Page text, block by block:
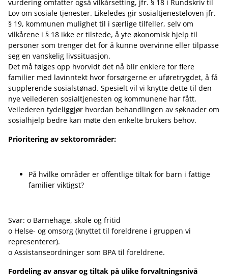
vurdering omfatter også vilkårsetting, jfr. § 18 i Rundskriv til
Lov om sosiale tjenester. Likeledes gir sosialtjenesteloven jfr.
§ 19, kommunen mulighet til i særlige tilfeller, selv om
vilkårene i § 18 ikke er tilstede, å yte økonomisk hjelp til
personer som trenger det for å kunne overvinne eller tilpasse
seg en vanskelig livssituasjon.
Det må følges opp hvorvidt det nå blir enklere for flere
familier med lavinntekt hvor forsørgerne er uføretrygdet, å få
supplerende sosialstønad. Spesielt vil vi knytte dette til den
nye veilederen sosialtjenesten og kommunene har fått.
Veilederen tydeliggjør hvordan behandlingen av søknader om
sosialhjelp bedre kan møte den enkelte brukers behov.
Prioritering av sektorområder:
På hvilke områder er offentlige tiltak for barn i fattige
familier viktigst?
Svar: o Barnehage, skole og fritid
o Helse- og omsorg (knyttet til foreldrene i gruppen vi
representerer).
o Assistanseordninger som BPA til foreldrene.
Fordeling av ansvar og tiltak på ulike forvaltningsnivå